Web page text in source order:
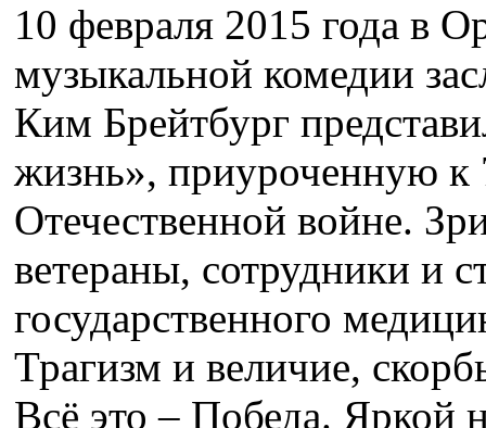
10 февраля 2015 года в
музыкальной комедии
Ким Брейтбург
жизнь», приуроченную
Отечественной войне.
ветераны, сотрудники и
государственного
Трагизм и величие,
Всё это – Победа. Яркой